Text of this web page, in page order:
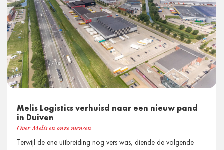
Melis Logistics verhuisd naar een nieuw pand
in Duiven
Over Melis en onze mensen
Terwijl de ene uitbreiding nog vers was, diende de volgende